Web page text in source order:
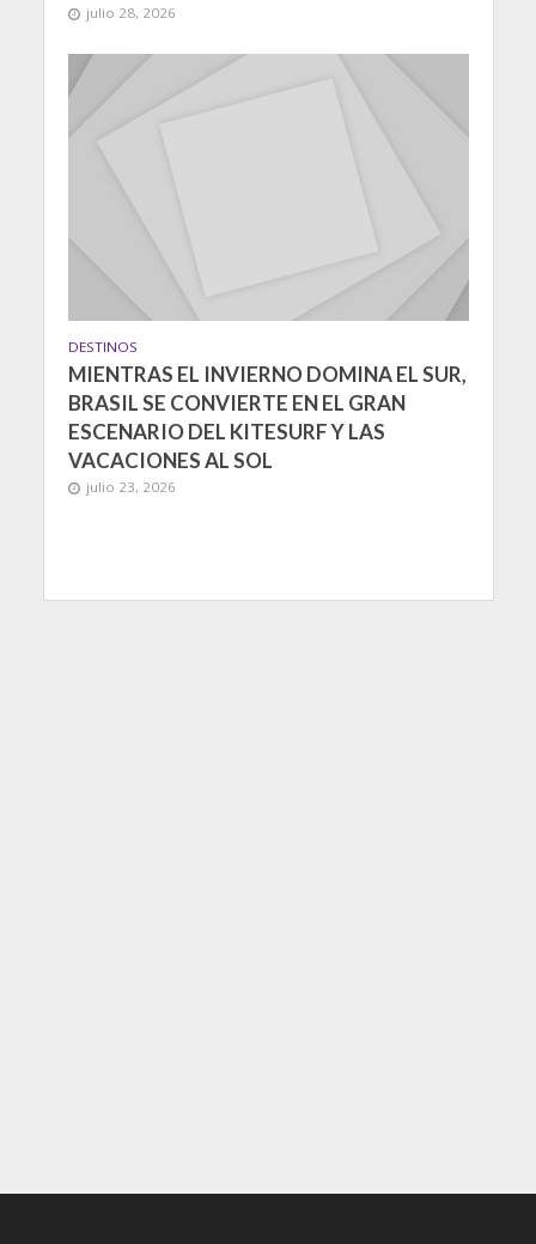
julio 28, 2026
DESTINOS
MIENTRAS EL INVIERNO DOMINA EL SUR,
BRASIL SE CONVIERTE EN EL GRAN
ESCENARIO DEL KITESURF Y LAS
VACACIONES AL SOL
julio 23, 2026